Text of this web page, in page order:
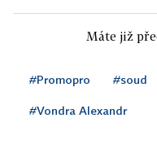
Máte již
#Promopro #soud
#Vondra Alexandr